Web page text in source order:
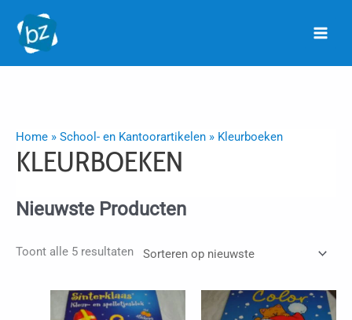
naar
Home » School- en Kantoorartikelen » Kleurboeken
KLEURBOEKEN
Nieuwste Producten
Toont alle 5 resultatenGesorteerd
nieuwste